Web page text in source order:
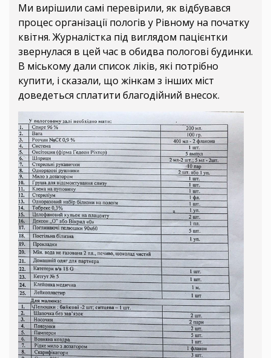
Ми вирішили самі перевірили, як відбувався
процес організації пологів у Рівному на початку
квітня. Журналістка під виглядом пацієнтки
звернулася в цей час в обидва пологові будинки.
В міському дали список ліків, які потрібно
купити, і сказали, що жінкам з інших міст
доведеться сплатити благодійний внесок.